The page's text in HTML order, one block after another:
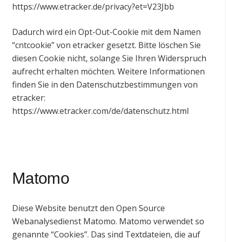
https://www.etracker.de/privacy?et=V23Jbb
Dadurch wird ein Opt-Out-Cookie mit dem Namen
“cntcookie” von etracker gesetzt. Bitte löschen Sie
diesen Cookie nicht, solange Sie Ihren Widerspruch
aufrecht erhalten möchten. Weitere Informationen
finden Sie in den Datenschutzbestimmungen von
etracker:
https://www.etracker.com/de/datenschutz.html
Matomo
Diese Website benutzt den Open Source
Webanalysedienst Matomo. Matomo verwendet so
genannte “Cookies”. Das sind Textdateien, die auf